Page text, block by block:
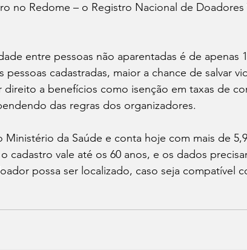
no Redome – o Registro Nacional de
entre pessoas não aparentadas é de apenas
pessoas cadastradas, maior a chance de salvar
a benefícios como isenção em taxas de
das regras dos organizadores.
da Saúde e conta hoje com mais de
cadastro vale até os 60 anos, e os dados
possa ser localizado, caso seja compatível